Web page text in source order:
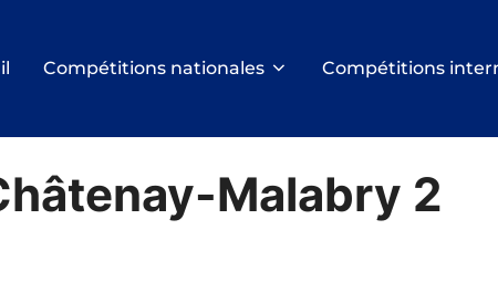
Compétitions nationales Compétitions
Malabry 2